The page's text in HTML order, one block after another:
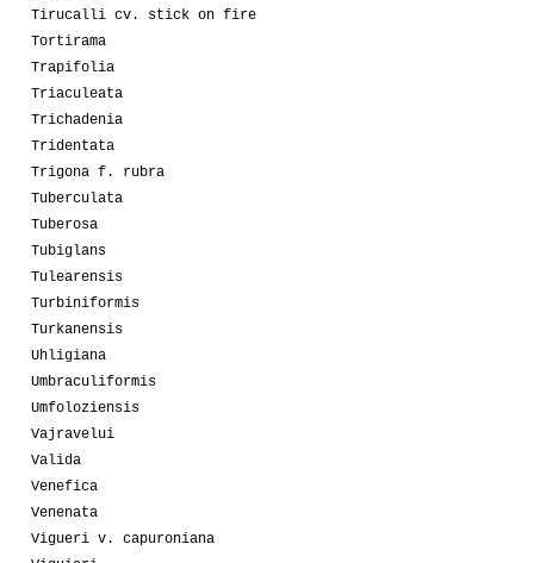
Tirucalli cv. stick on fire
Tortirama
Trapifolia
Triaculeata
Trichadenia
Tridentata
Trigona f. rubra
Tuberculata
Tuberosa
Tubiglans
Tulearensis
Turbiniformis
Turkanensis
Uhligiana
Umbraculiformis
Umfoloziensis
Vajravelui
Valida
Venefica
Venenata
Vigueri v. capuroniana